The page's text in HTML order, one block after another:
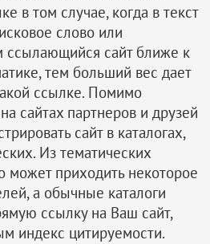
в том случае, когда в текст
слово или
ссылающийся сайт ближе к
тем больший вес дает
ссылке. Помимо
сайтах партнеров и друзей
сайт в каталогах,
Из тематических
может приходить некоторое
а обычные каталоги
ссылку на Ваш сайт,
индекс цитируемости.